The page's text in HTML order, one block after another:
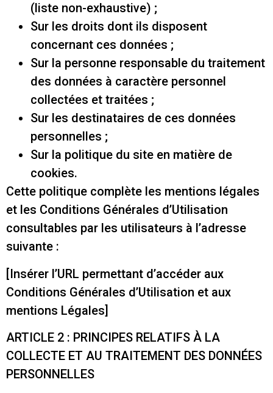
(liste non-exhaustive) ;
Sur les droits dont ils disposent
concernant ces données ;
Sur la personne responsable du traitement
des données à caractère personnel
collectées et traitées ;
Sur les destinataires de ces données
personnelles ;
Sur la politique du site en matière de
cookies.
Cette politique complète les mentions légales
et les Conditions Générales d’Utilisation
consultables par les utilisateurs à l’adresse
suivante :
[Insérer l’URL permettant d’accéder aux
Conditions Générales d’Utilisation et aux
mentions Légales]
ARTICLE 2 : PRINCIPES RELATIFS À LA
COLLECTE ET AU TRAITEMENT DES DONNÉES
PERSONNELLES